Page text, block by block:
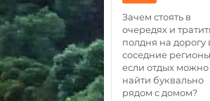
Зачем стоять в
очередях и
полдня на дорогу
соседние
если отдых можно
найти буквально
рядом с домом?